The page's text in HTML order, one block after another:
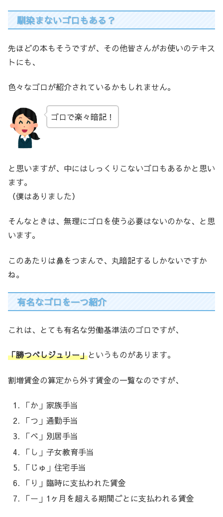
馴染まないゴロもある？
先ほどの本もそうですが、その他皆さんがお使いのテキス
トにも、
色々なゴロが紹介されているかもしれません。
ゴロで楽々暗記！
と思いますが、中にはしっくりこないゴロもあるかと思い
ます。
（僕はありました）
そんなときは、無理にゴロを使う必要はないのかな、と思
います。
このあたりは鼻をつまんで、丸暗記するしかないですか
ね。
有名なゴロを一つ紹介
これは、とても有名な労働基準法のゴロですが、
「勝つべしジュリー」というものがあります。
割増賃金の算定から外す賃金の一覧なのですが、
「か」家族手当
「つ」通勤手当
「ベ」別居手当
「し」子女教育手当
「じゅ」住宅手当
「り」臨時に支払われた賃金
「ー」1ヶ月を超える期間ごとに支払われる賃金